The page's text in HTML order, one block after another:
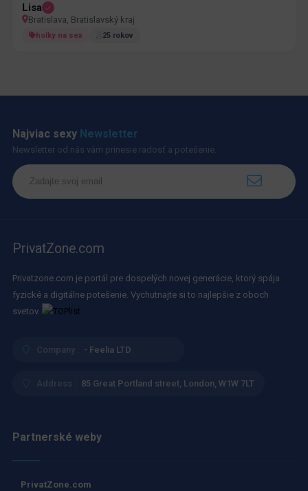
Lisa
Bratislava, Bratislavský kraj
holky na sex 25 rokov
Najviac sexy Newsletter
Newsletter od nás vám prinesie radosť a potešenie.
PrivatZone.com
Privatzone.com je portál pre dospelých novej generácie, ktorý spája
fyzické a digitálne potešenie. Vychutnajte si to najlepšie z oboch
svetov.
Company : - Feelia LTD
Address : 85 Great Portland street, London, W1W 7LT
Partnerské weby
PrivatZone.com